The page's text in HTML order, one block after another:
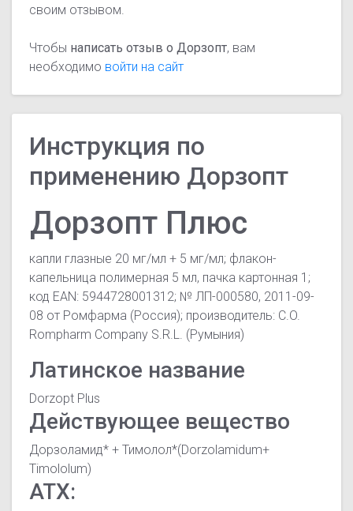
своим отзывом.
Чтобы написать отзыв о Дорзопт, вам
необходимо войти на сайт
Инструкция по
применению Дорзопт
Дорзопт Плюс
капли глазные 20 мг/мл + 5 мг/мл; флакон-
капельница полимерная 5 мл, пачка картонная 1;
код EAN: 5944728001312; № ЛП-000580, 2011-09-
08 от Ромфарма (Россия); производитель: C.O.
Rompharm Company S.R.L. (Румыния)
Латинское название
Dorzopt Plus
Действующее вещество
Дорзоламид* + Тимолол*(Dorzolamidum+
Timololum)
АТХ: